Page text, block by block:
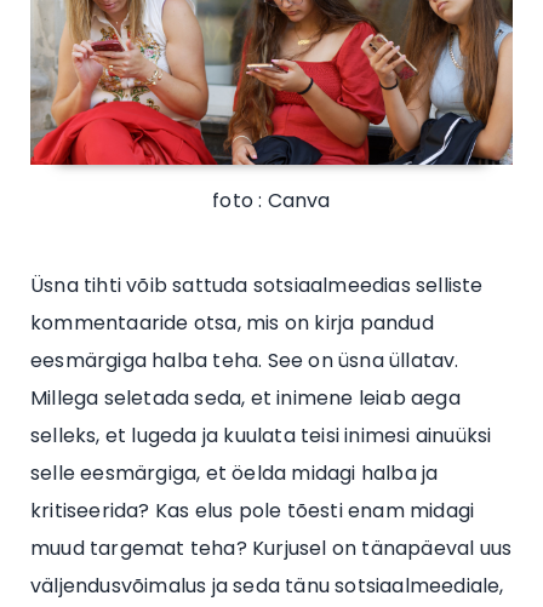
foto : Canva
Üsna tihti võib sattuda sotsiaalmeedias selliste
kommentaaride otsa, mis on kirja pandud
eesmärgiga halba teha. See on üsna üllatav.
Millega seletada seda, et inimene leiab aega
selleks, et lugeda ja kuulata teisi inimesi ainuüksi
selle eesmärgiga, et öelda midagi halba ja
kritiseerida? Kas elus pole tõesti enam midagi
muud targemat teha? Kurjusel on tänapäeval uus
väljendusvõimalus ja seda tänu sotsiaalmeediale,